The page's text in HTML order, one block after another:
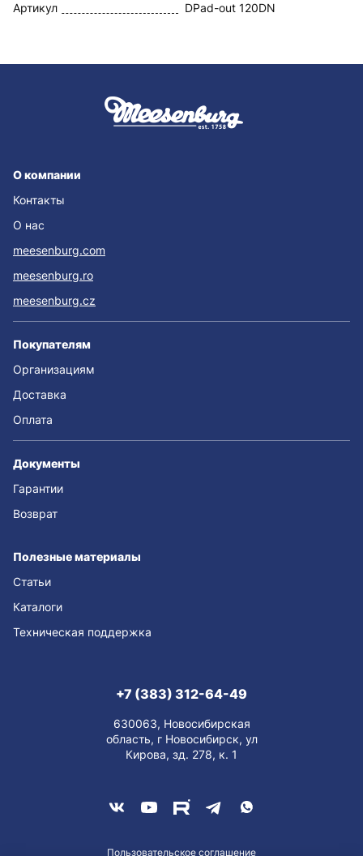
Артикул DPad-out 120DN
О компании
Контакты
О нас
meesenburg.com
meesenburg.ro
meesenburg.cz
Покупателям
Организациям
Доставка
Оплата
Документы
Гарантии
Возврат
Полезные материалы
Статьи
Каталоги
Техническая поддержка
+7 (383) 312-64-49
630063, Новосибирская
область, г Новосибирск, ул
Кирова, зд. 278, к. 1
Пользовательское соглашение